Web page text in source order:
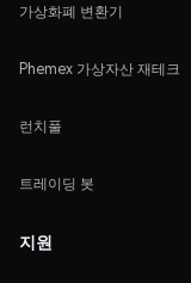
가상화폐 변환기
Phemex 가상자산 재테크
런치풀
트레이딩 봇
지원